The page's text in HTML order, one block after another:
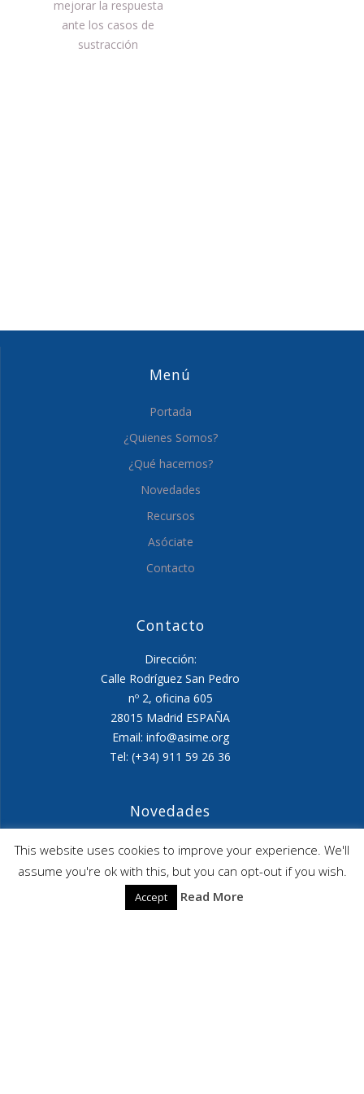
mejorar la respuesta
ante los casos de
sustracción
Menú
Portada
¿Quienes Somos?
¿Qué hacemos?
Novedades
Recursos
Asóciate
Contacto
Contacto
Dirección:
Calle Rodríguez San Pedro
nº 2, oficina 605
28015 Madrid ESPAÑA
Email: info@asime.org
Tel: (+34) 911 59 26 36
Novedades
Agenda ASIME-Ultimo trimestre 2026
ASIME celebrará en diciembre una nueva edición de
sus jornadas
This website uses cookies to improve your experience. We'll
assume you're ok with this, but you can opt-out if you wish.
Accept Read More